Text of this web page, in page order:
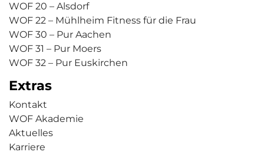
WOF 20 – Alsdorf
WOF 22 – Mühlheim Fitness für die Frau
WOF 30 – Pur Aachen
WOF 31 – Pur Moers
WOF 32 – Pur Euskirchen
Extras
Kontakt
WOF Akademie
Aktuelles
Karriere